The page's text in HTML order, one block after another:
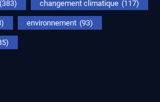
(383) changement climatique (117)
environnement (93)